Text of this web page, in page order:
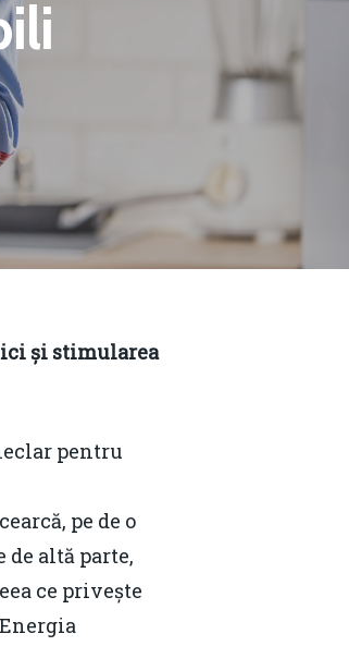
și stimularea
pentru
pe de o
altă parte,
ce privește